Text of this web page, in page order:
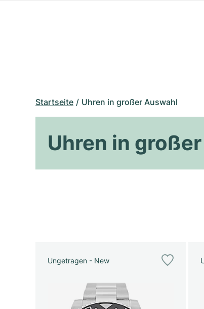
Startseite Uhren in großer Auswahl
Uhren in
Ungetragen - New